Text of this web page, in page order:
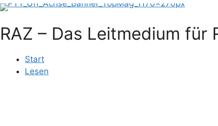
RAZ – Das Leitmedium für
Start
Lesen